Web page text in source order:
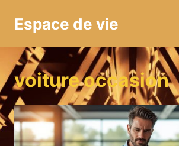
Espace de vie
voiture occasion